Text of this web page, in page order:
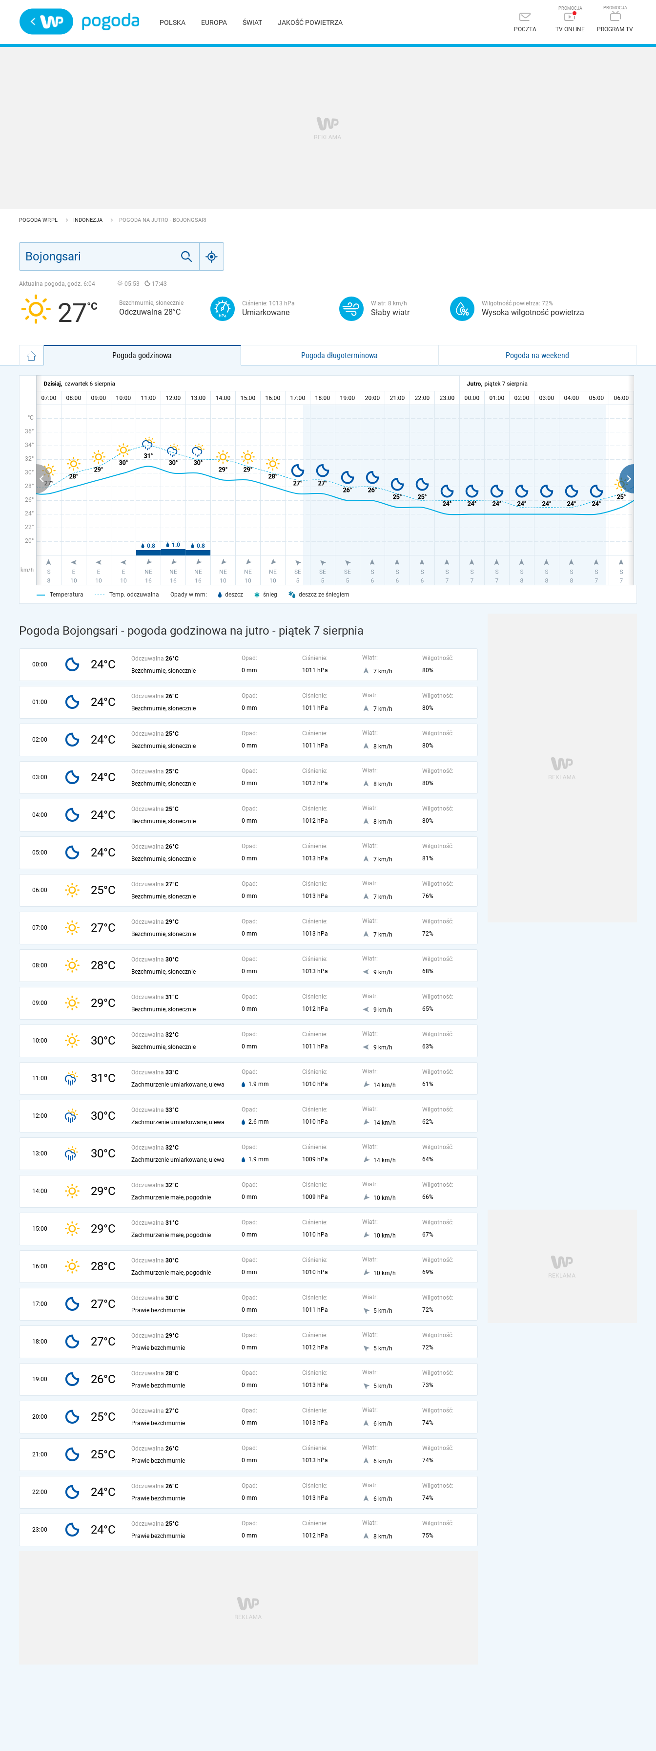
POLSKA EUROPA ŚWIAT JAKOŚĆ POWIETRZA
POCZTA TV ONLINE PROGRAM TV
POGODA WP.PL INDONEZJA POGODA NA JUTRO - BOJONGSARI
Aktualna pogoda, godz. 6:04 05:53 17:43
27 Bezchmurnie, słonecznie
Odczuwalna 28°C
Ciśnienie: 1013 hPa
Umiarkowane
Wiatr: 8 km/h
Słaby wiatr
Wilgotność powietrza: 72%
Wysoka wilgotność powietrza
Pogoda godzinowa Pogoda długoterminowa Pogoda na weekend
°C
36°
34°
32°
30°
28°
26°
24°
22°
20°
km/h
Temperatura Temp. odczuwalna Opady w mm: deszcz śnieg deszcz ze śniegiem
Pogoda Bojongsari - pogoda godzinowa na jutro - piątek 7 sierpnia
00:00 24°C Odczuwalna 26°C
Bezchmurnie, słonecznie
Opad:
0 mm
Ciśnienie:
1011 hPa
Wiatr:
7 km/h
Wilgotność:
80%
01:00 24°C Odczuwalna 26°C
Bezchmurnie, słonecznie
Opad:
0 mm
Ciśnienie:
1011 hPa
Wiatr:
7 km/h
Wilgotność:
80%
02:00 24°C Odczuwalna 25°C
Bezchmurnie, słonecznie
Opad:
0 mm
Ciśnienie:
1011 hPa
Wiatr:
8 km/h
Wilgotność:
80%
03:00 24°C Odczuwalna 25°C
Bezchmurnie, słonecznie
Opad:
0 mm
Ciśnienie:
1012 hPa
Wiatr:
8 km/h
Wilgotność:
80%
04:00 24°C Odczuwalna 25°C
Bezchmurnie, słonecznie
Opad:
0 mm
Ciśnienie:
1012 hPa
Wiatr:
8 km/h
Wilgotność:
80%
05:00 24°C Odczuwalna 26°C
Bezchmurnie, słonecznie
Opad:
0 mm
Ciśnienie:
1013 hPa
Wiatr:
7 km/h
Wilgotność:
81%
06:00 25°C Odczuwalna 27°C
Bezchmurnie, słonecznie
Opad:
0 mm
Ciśnienie:
1013 hPa
Wiatr:
7 km/h
Wilgotność:
76%
07:00 27°C Odczuwalna 29°C
Bezchmurnie, słonecznie
Opad:
0 mm
Ciśnienie:
1013 hPa
Wiatr:
7 km/h
Wilgotność:
72%
08:00 28°C Odczuwalna 30°C
Bezchmurnie, słonecznie
Opad:
0 mm
Ciśnienie:
1013 hPa
Wiatr:
9 km/h
Wilgotność:
68%
09:00 29°C Odczuwalna 31°C
Bezchmurnie, słonecznie
Opad:
0 mm
Ciśnienie:
1012 hPa
Wiatr:
9 km/h
Wilgotność:
65%
10:00 30°C Odczuwalna 32°C
Bezchmurnie, słonecznie
Opad:
0 mm
Ciśnienie:
1011 hPa
Wiatr:
9 km/h
Wilgotność:
63%
11:00 31°C Odczuwalna 33°C
Zachmurzenie umiarkowane, ulewa
Opad:
1.9 mm
Ciśnienie:
1010 hPa
Wiatr:
14 km/h
Wilgotność:
61%
12:00 30°C Odczuwalna 33°C
Zachmurzenie umiarkowane, ulewa
Opad:
2.6 mm
Ciśnienie:
1010 hPa
Wiatr:
14 km/h
Wilgotność:
62%
13:00 30°C Odczuwalna 32°C
Zachmurzenie umiarkowane, ulewa
Opad:
1.9 mm
Ciśnienie:
1009 hPa
Wiatr:
14 km/h
Wilgotność:
64%
14:00 29°C Odczuwalna 32°C
Zachmurzenie małe, pogodnie
Opad:
0 mm
Ciśnienie:
1009 hPa
Wiatr:
10 km/h
Wilgotność:
66%
15:00 29°C Odczuwalna 31°C
Zachmurzenie małe, pogodnie
Opad:
0 mm
Ciśnienie:
1010 hPa
Wiatr:
10 km/h
Wilgotność:
67%
16:00 28°C Odczuwalna 30°C
Zachmurzenie małe, pogodnie
Opad:
0 mm
Ciśnienie:
1010 hPa
Wiatr:
10 km/h
Wilgotność:
69%
17:00 27°C Odczuwalna 30°C
Prawie bezchmurnie
Opad:
0 mm
Ciśnienie:
1011 hPa
Wiatr:
5 km/h
Wilgotność:
72%
18:00 27°C Odczuwalna 29°C
Prawie bezchmurnie
Opad:
0 mm
Ciśnienie:
1012 hPa
Wiatr:
5 km/h
Wilgotność:
72%
19:00 26°C Odczuwalna 28°C
Prawie bezchmurnie
Opad:
0 mm
Ciśnienie:
1013 hPa
Wiatr:
5 km/h
Wilgotność:
73%
20:00 25°C Odczuwalna 27°C
Prawie bezchmurnie
Opad:
0 mm
Ciśnienie:
1013 hPa
Wiatr:
6 km/h
Wilgotność:
74%
21:00 25°C Odczuwalna 26°C
Prawie bezchmurnie
Opad:
0 mm
Ciśnienie:
1013 hPa
Wiatr:
6 km/h
Wilgotność:
74%
22:00 24°C Odczuwalna 26°C
Prawie bezchmurnie
Opad:
0 mm
Ciśnienie:
1013 hPa
Wiatr:
6 km/h
Wilgotność:
74%
23:00 24°C Odczuwalna 25°C
Prawie bezchmurnie
Opad:
0 mm
Ciśnienie:
1012 hPa
Wiatr:
8 km/h
Wilgotność:
75%